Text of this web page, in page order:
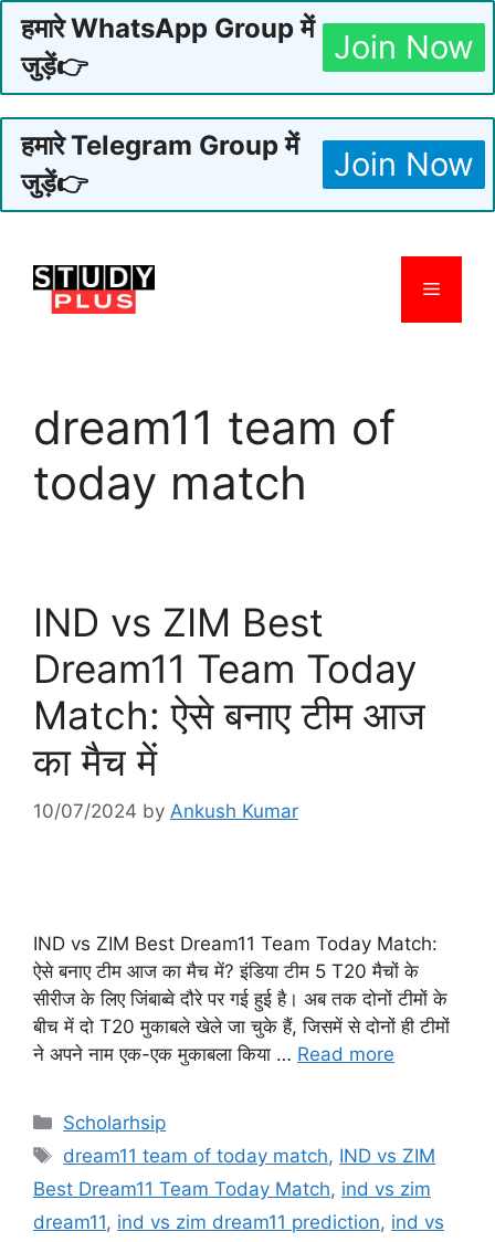
हमारे WhatsApp Group में
जुड़ें👉
Join Now
हमारे Telegram Group में
जुड़ें👉
Join Now
content
Menu
dream11 team of
today match
IND vs ZIM Best
Dream11 Team Today
Match: ऐसे बनाए टीम आज
का मैच में
10/07/2024 by Ankush Kumar
IND vs ZIM Best Dream11 Team Today Match:
ऐसे बनाए टीम आज का मैच में? इंडिया टीम 5 T20 मैचों के
सीरीज के लिए जिंबाब्वे दौरे पर गई हुई है। अब तक दोनों टीमों के
बीच में दो T20 मुकाबले खेले जा चुके हैं, जिसमें से दोनों ही टीमों
ने अपने नाम एक-एक मुकाबला किया … Read more
Categories
Scholarhsip
Tags
dream11 team of today match, IND vs ZIM
Best Dream11 Team Today Match, ind vs zim
dream11, ind vs zim dream11 prediction, ind vs